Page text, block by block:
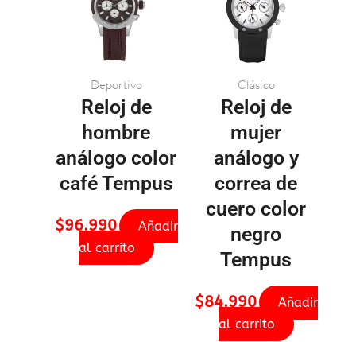
Deportivo
Reloj de
hombre
análogo color
café Tempus
$96.990
Añadir
al carrito
Clásico
Reloj de
mujer
análogo y
correa de
cuero color
negro
Tempus
$84.990
Añadir
al carrito